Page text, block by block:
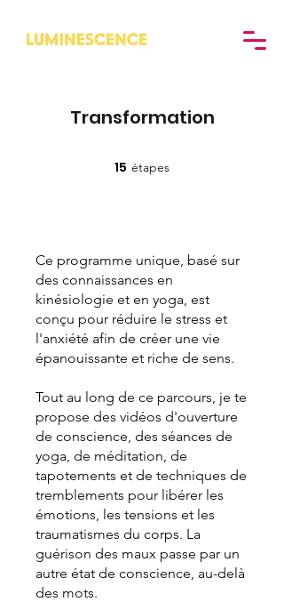
Transformation
15 étapes
Ce programme unique, basé sur
des connaissances en
kinésiologie et en yoga, est
conçu pour réduire le stress et
l'anxiété afin de créer une vie
épanouissante et riche de sens.
Tout au long de ce parcours, je te
propose des vidéos d'ouverture
de conscience, des séances de
yoga, de méditation, de
tapotements et de techniques de
tremblements pour libérer les
émotions, les tensions et les
traumatismes du corps. La
guérison des maux passe par un
autre état de conscience, au-delà
des mots.